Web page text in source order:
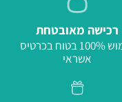
רכישה מאובטחת
שימוש 100% בטוח בכרטיס
אשראי